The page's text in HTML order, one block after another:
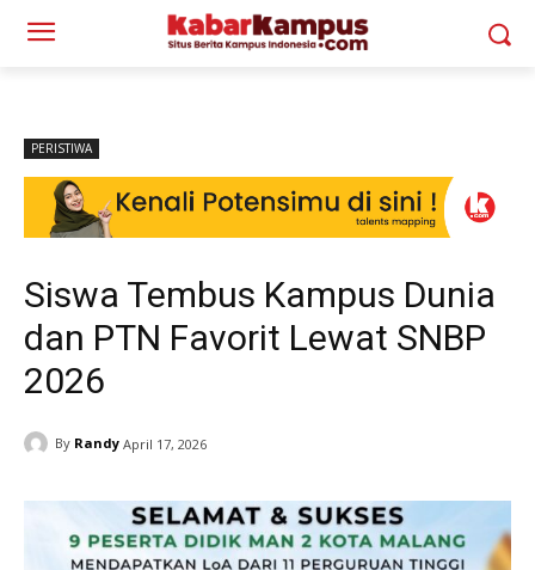
PERISTIWA
Siswa Tembus Kampus Dunia
dan PTN Favorit Lewat SNBP
2026
By Randy April 17, 2026